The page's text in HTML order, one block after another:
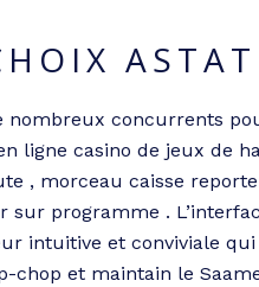
nombreux concurrents
ligne casino de jeux de
, morceau caisse
sur programme .
intuitive et conviviale
chop et maintain le